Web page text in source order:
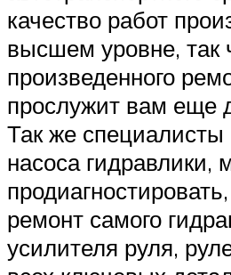
качество работ
высшем уровне, так
произведенного
прослужит вам еще
Так же
насоса гидравлики,
ремонт самого
усилителя руля,